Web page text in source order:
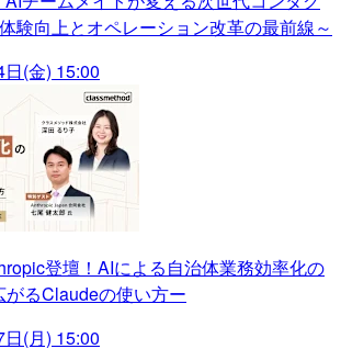
験向上とオペレーション改革の最前線～
(金) 15:00
登壇！AIによる自治体業務効率化の
るClaudeの使い方ー
(月) 15:00